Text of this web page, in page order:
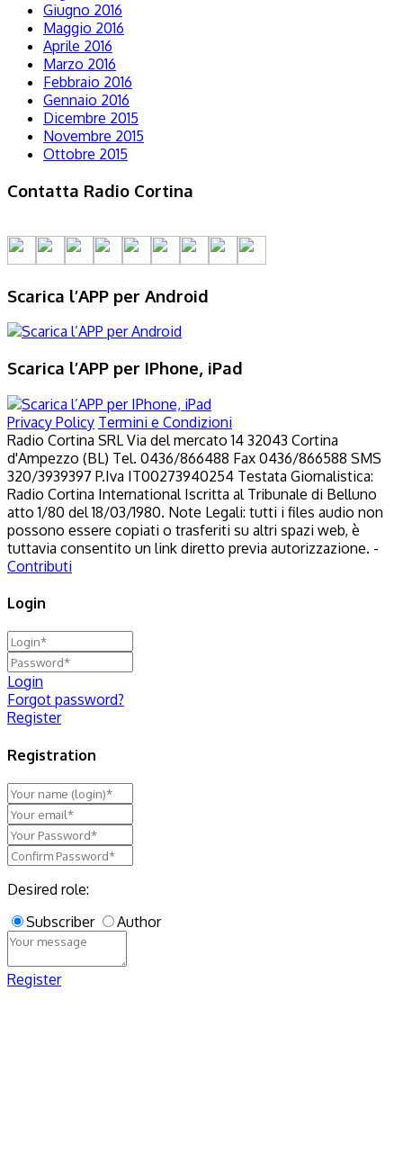
Giugno 2016
Maggio 2016
Aprile 2016
Marzo 2016
Febbraio 2016
Gennaio 2016
Dicembre 2015
Novembre 2015
Ottobre 2015
Contatta Radio Cortina
Scarica l’APP per Android
Scarica l’APP per IPhone, iPad
Privacy Policy Termini e Condizioni
Radio Cortina SRL Via del mercato 14 32043 Cortina
d'Ampezzo (BL) Tel. 0436/866488 Fax 0436/866588 SMS
320/3939397 P.Iva IT00273940254 Testata Giornalistica:
Radio Cortina International Iscritta al Tribunale di Belluno
atto 1/80 del 18/03/1980. Note Legali: tutti i files audio non
possono essere copiati o trasferiti su altri spazi web, è
tuttavia consentito un link diretto previa autorizzazione. -
Contributi
Login
Login
Forgot password?
Register
Registration
Desired role:
Subscriber
Author
Register